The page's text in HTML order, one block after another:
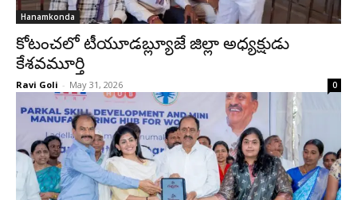
Hanamkonda
కోటంచలో టీయూడబ్ల్యూజే జిల్లా అధ్యక్షుడు
కేశవమూర్తి
Ravi Goli - May 31, 2026 0